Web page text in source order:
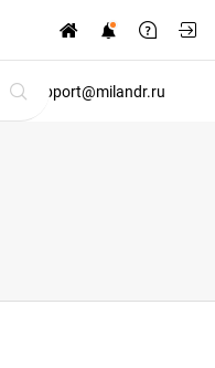
support@milandr.ru